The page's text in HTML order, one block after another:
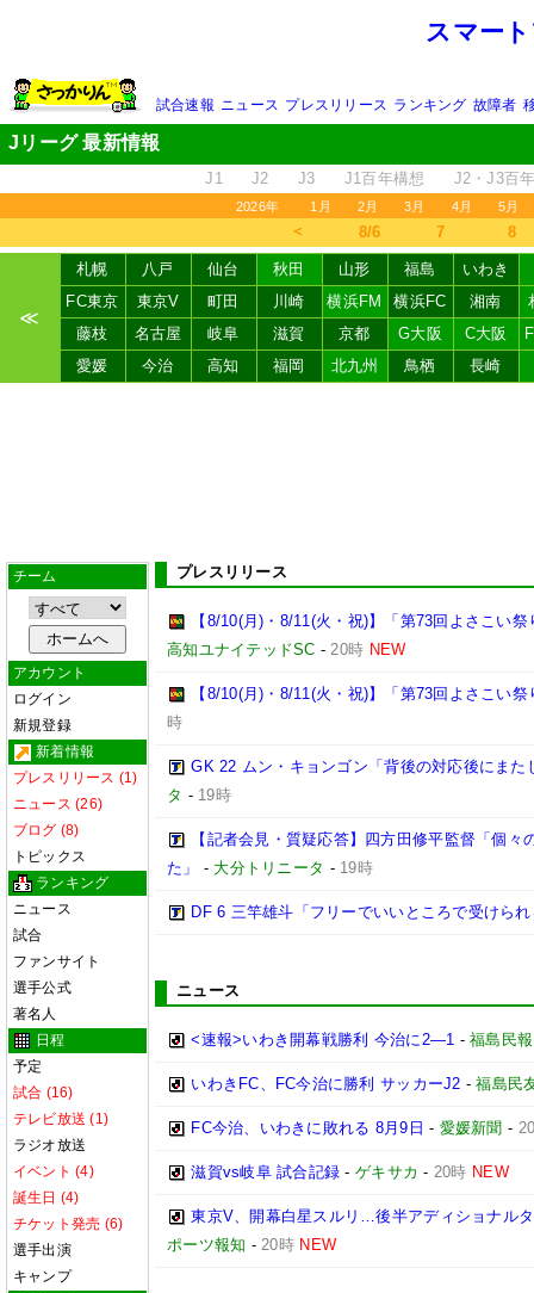
スマー
試合速報 ニュース プレスリリース ランキング 故障者
Jリーグ 最新情報
J1 J2 J3 J1百年構想 J2・J3百
2026年 1月 2月 3月 4月 5月
＜ 8/6 7 8
≪
札幌 八戸 仙台 秋田 山形 福島
いわき
FC東京
東京V 町田 川崎 横浜FM 横浜FC 湘南
藤枝
名古屋 岐阜 滋賀 京都 G大阪 C大阪
愛媛
今治 高知 福岡 北九州 鳥栖 長崎
チーム
アカウント
ログイン
新規登録
新着情報
プレスリリース (1)
ニュース (26)
ブログ (8)
トピックス
ランキング
ニュース
試合
ファンサイト
選手公式
著名人
日程
予定
試合 (16)
テレビ放送 (1)
ラジオ放送
イベント (4)
誕生日 (4)
チケット発売 (6)
選手出演
キャンプ
プレスリリース
【8/10(月)・8/11(火・祝)】「第73回よさこい
高知ユナイテッドSC -20時 NEW
【8/10(月)・8/11(火・祝)】「第73回よさこい
時
GK 22 ムン・キョンゴン「背後の対応後にま
タ - 19時
【記者会見・質疑応答】四方田修平監督「個
た」
- 大分トリニータ - 19時
DF 6 三竿雄斗「フリーでいいところで受けら
ニュース
<速報>いわき開幕戦勝利 今治に2―1 -福島民報
いわきFC、FC今治に勝利 サッカーJ2 -福島民
FC今治、いわきに敗れる 8月9日 - 愛媛新聞 -
滋賀vs岐阜 試合記録 -ゲキサカ - 20時 NEW
東京V、開幕白星スルリ…後半アディショナル
ポーツ報知 -20時 NEW